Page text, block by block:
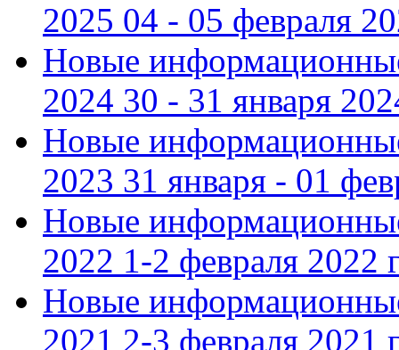
2025 04 - 05 февраля
Новые
2024 30 - 31 января
Новые
2023 31 января - 01
Новые
2022 1-2 февраля 2022
Новые
2021 2-3 февраля 2021